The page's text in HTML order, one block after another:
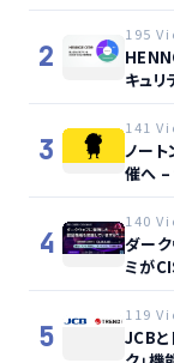
2
195
キュリ
3
141
ノート
催へ –
4
140
ダーク
ミが
5
119
JCBと